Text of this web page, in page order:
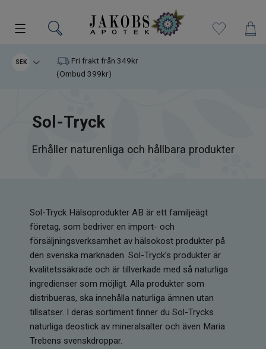
Kampanjer
Varumärken
Kosttillskott
Hudvård
Kristaller
Infrarött Ljus
Vattenrening & Övrigt
Transdermala plåster
SEK
Fri frakt från 349kr
(Ombud 399kr)
Sol-Tryck
Erhåller naturenliga och hållbara produkter
Sol-Tryck Hälsoprodukter AB är ett familjeägt
företag, som bedriver en import- och
försäljningsverksamhet av hälsokost produkter på
den svenska marknaden. Sol-Tryck’s produkter är
kvalitetssäkrade och är tillverkade med så naturliga
ingredienser som möjligt. Alla produkter som
distribueras, ska innehålla naturliga ämnen utan
tillsatser. I deras sortiment finner du Sol-Trycks
naturliga deostick av mineralsalter och även Maria
Trebens svenskdroppar.